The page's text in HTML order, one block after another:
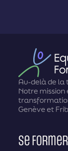
Au-delà de la
Notre
Genève et
Se former